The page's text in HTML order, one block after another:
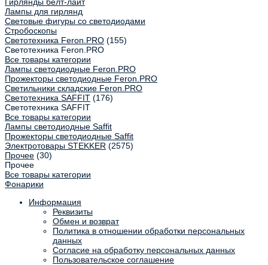
Гирлянды белт-лайт
Лампы для гирлянд
Световые фигуры со светодиодами
Стробоскопы
Светотехника Feron.PRO (155)
Светотехника Feron.PRO
Все товары категории
Лампы светодиодные Feron.PRO
Прожекторы светодиодные Feron.PRO
Светильники складские Feron.PRO
Светотехника SAFFIT (176)
Светотехника SAFFIT
Все товары категории
Лампы светодиодные Saffit
Прожекторы светодиодные Saffit
Электротовары STEKKER (2575)
Прочее (30)
Прочее
Все товары категории
Фонарики
Информация
Реквизиты
Обмен и возврат
Политика в отношении обработки персональных
данных
Согласие на обработку персональных данных
Пользовательское соглашение